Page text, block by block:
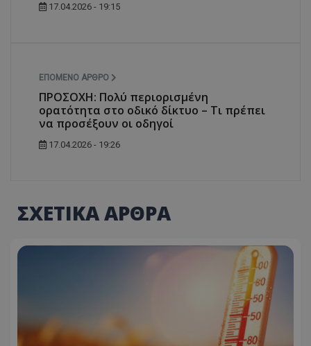
17.04.2026 - 19:15
ΕΠΌΜΕΝΟ ΆΡΘΡΟ
ΠΡΟΣΟΧΗ: Πολύ περιορισμένη
ορατότητα στο οδικό δίκτυο – Τι πρέπει
να προσέξουν οι οδηγοί
17.04.2026 - 19:26
ΣΧΕΤΙΚΑ ΑΡΘΡΑ